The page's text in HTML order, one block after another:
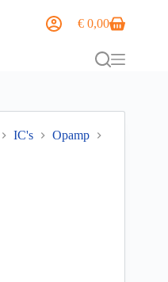
€ 0,00
IC's
Opamp